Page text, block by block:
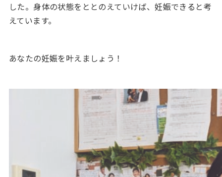
した。身体の状態をととのえていけば、妊娠できると考
えています。
あなたの妊娠を叶えましょう！